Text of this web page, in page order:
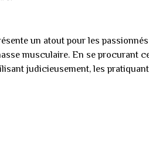
un atout pour les
musculaire. En se procurant
judicieusement, les